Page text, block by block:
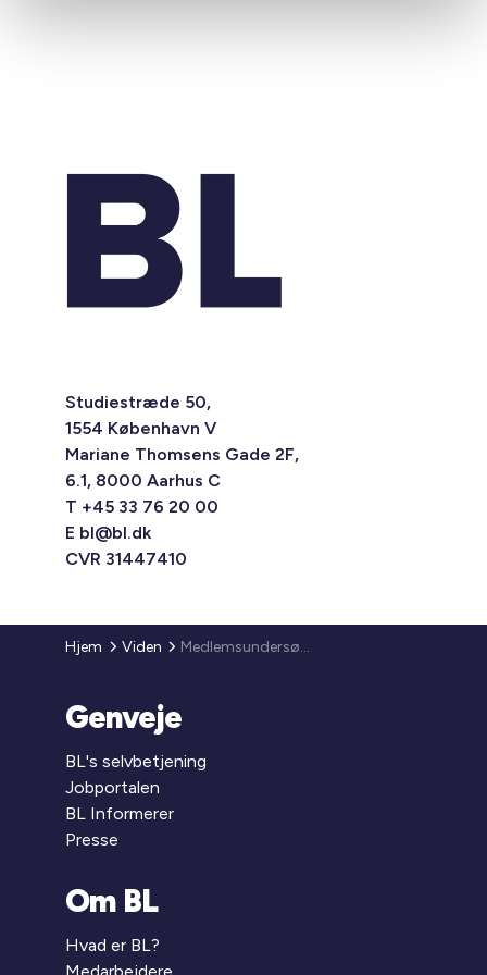
Studiestræde 50,
1554 København V
Mariane Thomsens Gade 2F,
6.1, 8000 Aarhus C
T +45 33 76 20 00
E bl@bl.dk
CVR 31447410
Hjem Viden Medlemsundersøgelse om kommunesamarbejdet
Genveje
BL's selvbetjening
Jobportalen
BL Informerer
Presse
Om BL
Hvad er BL?